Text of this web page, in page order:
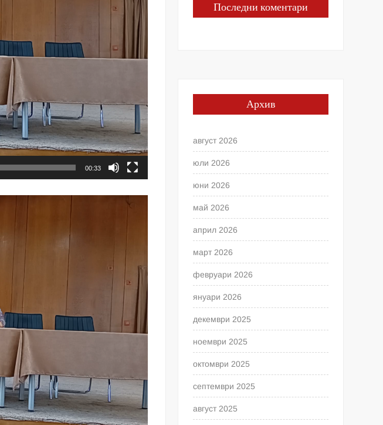
00:33
Последни коментари
Архив
август 2026
юли 2026
юни 2026
май 2026
април 2026
март 2026
февруари 2026
януари 2026
декември 2025
ноември 2025
октомври 2025
септември 2025
август 2025